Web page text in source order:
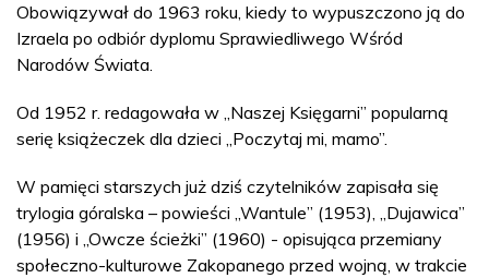
Obowiązywał do 1963 roku, kiedy to wypuszczono ją do
Izraela po odbiór dyplomu Sprawiedliwego Wśród
Narodów Świata.
Od 1952 r. redagowała w „Naszej Księgarni” popularną
serię książeczek dla dzieci „Poczytaj mi, mamo”.
W pamięci starszych już dziś czytelników zapisała się
trylogia góralska – powieści „Wantule” (1953), „Dujawica”
(1956) i „Owcze ścieżki” (1960) - opisująca przemiany
społeczno-kulturowe Zakopanego przed wojną, w trakcie